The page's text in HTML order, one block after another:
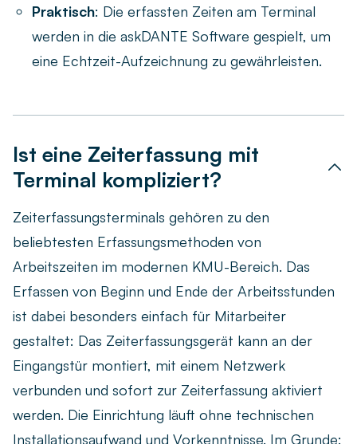
Praktisch: Die erfassten Zeiten am Terminal
werden in die askDANTE Software gespielt, um
eine Echtzeit-Aufzeichnung zu gewährleisten.
Ist eine Zeiterfassung mit
Terminal kompliziert?
Zeiterfassungsterminals gehören zu den
beliebtesten Erfassungsmethoden von
Arbeitszeiten im modernen KMU-Bereich. Das
Erfassen von Beginn und Ende der Arbeitsstunden
ist dabei besonders einfach für Mitarbeiter
gestaltet: Das Zeiterfassungsgerät kann an der
Eingangstür montiert, mit einem Netzwerk
verbunden und sofort zur Zeiterfassung aktiviert
werden. Die Einrichtung läuft ohne technischen
Installationsaufwand und Vorkenntnisse. Im Grunde: